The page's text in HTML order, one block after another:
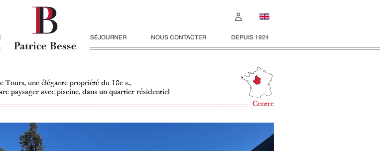
SÉJOURNER NOUS CONTACTER DEPUIS 1924
Tours, une élégante propriété du 18e s.,
paysager avec piscine, dans un quartier résidentiel
Centre